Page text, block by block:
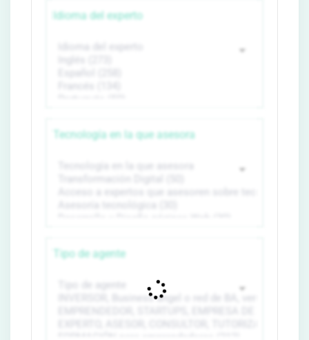
Idioma del experto
Tecnología en la que asesora
Tipo de agente